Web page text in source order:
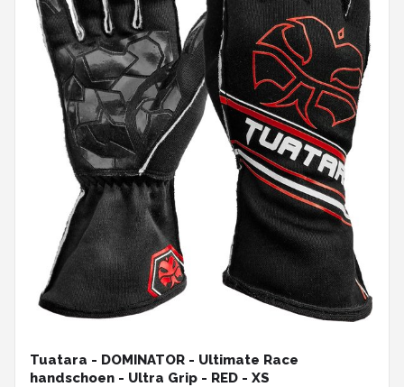
Tuatara - DOMINATOR - Ultimate Race
handschoen - Ultra Grip - RED - XS